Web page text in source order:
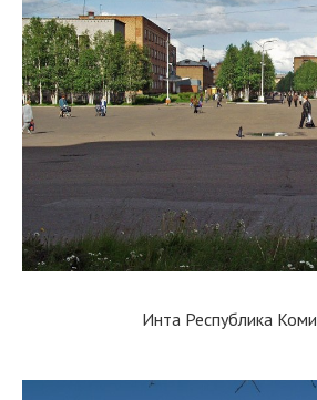
Инта Республика Коми